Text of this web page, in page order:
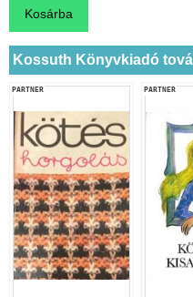
Kossuth Könyvkiadó
PARTNER PARTNER